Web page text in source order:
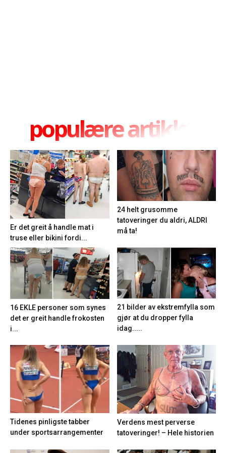
populære artikler
Er det greit å handle mat i
truse eller bikini fordi...
24 helt grusomme
tatoveringer du aldri, ALDRI
må ta!
16 EKLE personer som synes
det er greit handle frokosten
i...
21 bilder av ekstremfylla som
gjør at du dropper fylla
idag.....
Tidenes pinligste tabber
under sportsarrangementer
Verdens mest perverse
tatoveringer! – Hele historien